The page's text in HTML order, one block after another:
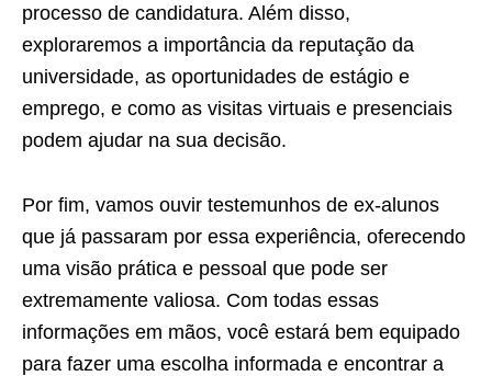
processo de candidatura. Além disso,
exploraremos a importância da reputação da
universidade, as oportunidades de estágio e
emprego, e como as visitas virtuais e presenciais
podem ajudar na sua decisão.
Por fim, vamos ouvir testemunhos de ex-alunos
que já passaram por essa experiência, oferecendo
uma visão prática e pessoal que pode ser
extremamente valiosa. Com todas essas
informações em mãos, você estará bem equipado
para fazer uma escolha informada e encontrar a